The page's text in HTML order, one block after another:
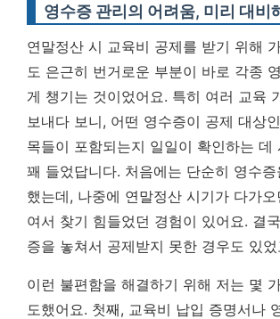
영수증 관리의 어려움, 미리 대비
연말정산 시 교육비 공제를 받기 위해
도 은근히 번거로운 부분이 바로 각종
게 챙기는 것이었어요. 특히 여러 교육
보내다 보니, 어떤 영수증이 공제 대상
목들이 포함되는지 일일이 확인하는 데
꽤 들었답니다. 처음에는 단순히 영수
했는데, 나중에 연말정산 시기가 다가
여서 찾기 힘들었던 경험이 있어요. 결
증을 놓쳐서 공제받지 못한 경우도 있었
이런 불편함을 해결하기 위해 저는 몇
도했어요. 첫째, 교육비 납입 증명서나